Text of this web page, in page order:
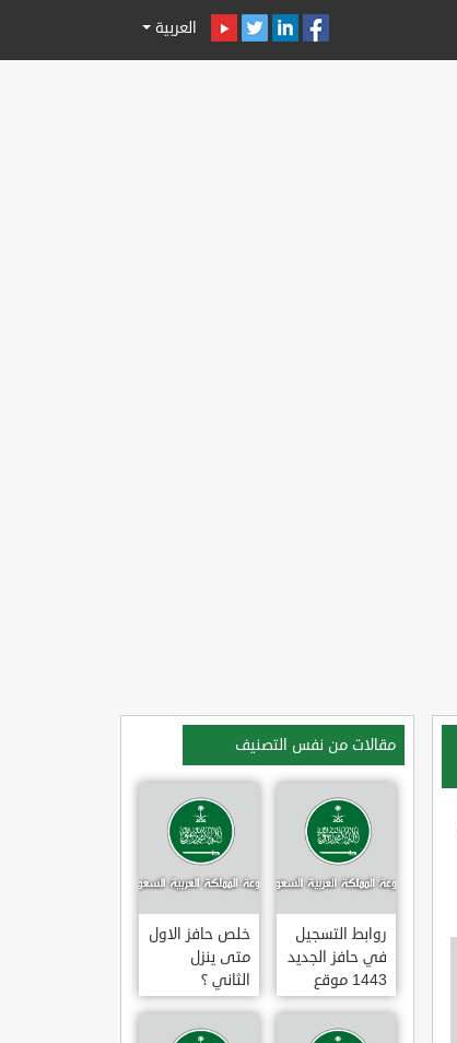
العربية
مقالات من نفس التصنيف
روابط التسجيل
في حافز الجديد
1443 موقع
طاقات البوابة
الوطنية للعمل
خلص حافز الاول
متى ينزل
الثاني ؟